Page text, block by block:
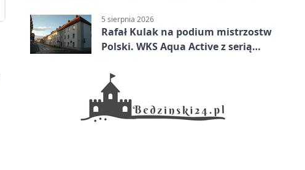
5 sierpnia 2026
Rafał Kulak na podium mistrzostw
Polski. WKS Aqua Active z serią